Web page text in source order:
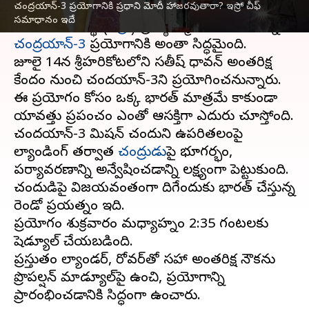
చంద్రయాన్-3 ప్రయోగానికి ప్రధాని మోదీ హాజరవుతారా? ఇస్రో చీఫ్
సమాధానం ఇదే
చంద్రుడిపై పరిశోధనలు చేసేందుకు భారత అంతరిక్ష
పరిశోధనా సంస్థ (ఇస్రో) ప్రతిష్ఠాత్మంగా చేపడుతున్న
చంద్రయాన్-3 ప్రయోగానికి అంతా సిద్ధమైంది.
జూలై 14న శ్రీహరికోటలోని సతీష్ ధావన్ అంతరిక్ష
కేంద్రం నుంచి చంద్రయాన్-3ని ప్రయోగించనున్నారు.
ఈ ప్రయోగం కోసం ఒక్క భారత్ మాత్రమే కాకుండా
యావత్తు ప్రపంచం ఎంతో ఆసక్తిగా ఎదురు చూస్తోంది.
చంద్రయాన్-3 మిషన్ చంద్రుని ఉపరితలంపై
ల్యాండింగ్ తర్వాత చంద్రుడుపై భూగర్భం,
పర్యావరణాన్ని అన్వేషించడాన్ని లక్ష్యంగా పెట్టుకుంది.
చంద్రుడిపై విజయవంతంగా దిగేందుకు భారత్ చేస్తున్న
రెండో ప్రయత్నం ఇది.
ప్రయోగం శుక్రవారం మధ్యాహ్నం 2:35 గంటలకు
షెడ్యూల్ చేయబడింది.
ప్రస్తుతం ల్యాండర్, రోవర్‌తో సహా అంతరిక్ష నౌకను
ప్రొపల్షన్ మాడ్యూల్‌పై ఉంచి, ప్రయోగాన్ని